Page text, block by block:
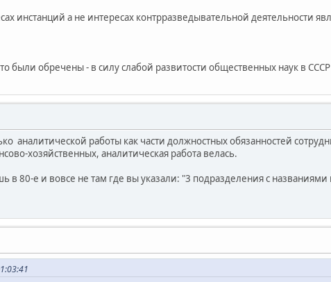
инстанций а не интересах контрразведывательной деятельности
были обречены - в силу слабой развитости общественных наук в СССР
аналитической работы как части должностных обязанностей
хозяйственных, аналитическая работа велась.
в 80-е и вовсе не там где вы указали: "3 подразделения с